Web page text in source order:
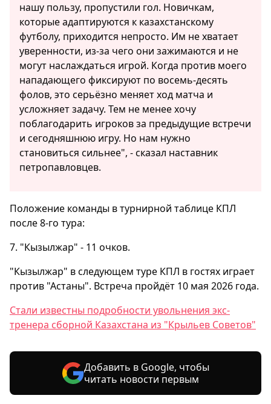
нашу пользу, пропустили гол. Новичкам,
которые адаптируются к казахстанскому
футболу, приходится непросто. Им не хватает
уверенности, из-за чего они зажимаются и не
могут наслаждаться игрой. Когда против моего
нападающего фиксируют по восемь-десять
фолов, это серьёзно меняет ход матча и
усложняет задачу. Тем не менее хочу
поблагодарить игроков за предыдущие встречи
и сегодняшнюю игру. Но нам нужно
становиться сильнее", - сказал наставник
петропавловцев.
Положение команды в турнирной таблице КПЛ
после 8-го тура:
7. "Кызылжар" - 11 очков.
"Кызылжар" в следующем туре КПЛ в гостях играет
против "Астаны". Встреча пройдёт 10 мая 2026 года.
Стали известны подробности увольнения экс-
тренера сборной Казахстана из "Крыльев Советов"
Добавить в Google, чтобы
читать новости первым